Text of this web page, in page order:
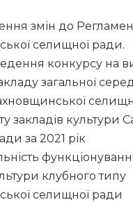
змін до
селищної ради.
конкурсу на
загальної
закладів культури
за 2021 рік
клубного типу
селищної ради